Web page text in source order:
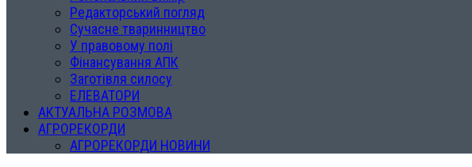
Редакторський погляд
Сучасне тваринництво
У правовому полі
Фінансування АПК
Заготівля силосу
ЕЛЕВАТОРИ
АКТУАЛЬНА РОЗМОВА
АГРОРЕКОРДИ
АГРОРЕКОРДИ НОВИНИ